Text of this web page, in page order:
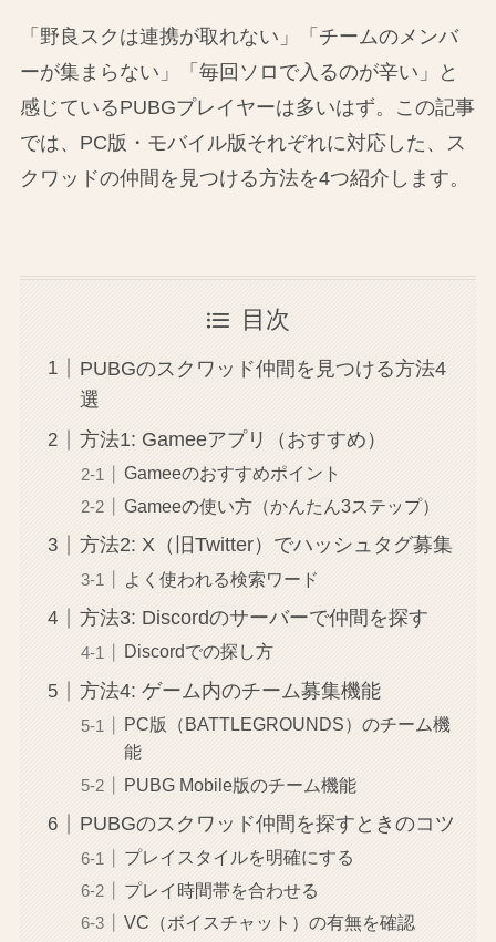
「野良スクは連携が取れない」「チームのメンバ
ーが集まらない」「毎回ソロで入るのが辛い」と
感じているPUBGプレイヤーは多いはず。この記事
では、PC版・モバイル版それぞれに対応した、ス
クワッドの仲間を見つける方法を4つ紹介します。
目次
PUBGのスクワッド仲間を見つける方法4
選
方法1: Gameeアプリ（おすすめ）
Gameeのおすすめポイント
Gameeの使い方（かんたん3ステップ）
方法2: X（旧Twitter）でハッシュタグ募集
よく使われる検索ワード
方法3: Discordのサーバーで仲間を探す
Discordでの探し方
方法4: ゲーム内のチーム募集機能
PC版（BATTLEGROUNDS）のチーム機
能
PUBG Mobile版のチーム機能
PUBGのスクワッド仲間を探すときのコツ
プレイスタイルを明確にする
プレイ時間帯を合わせる
VC（ボイスチャット）の有無を確認